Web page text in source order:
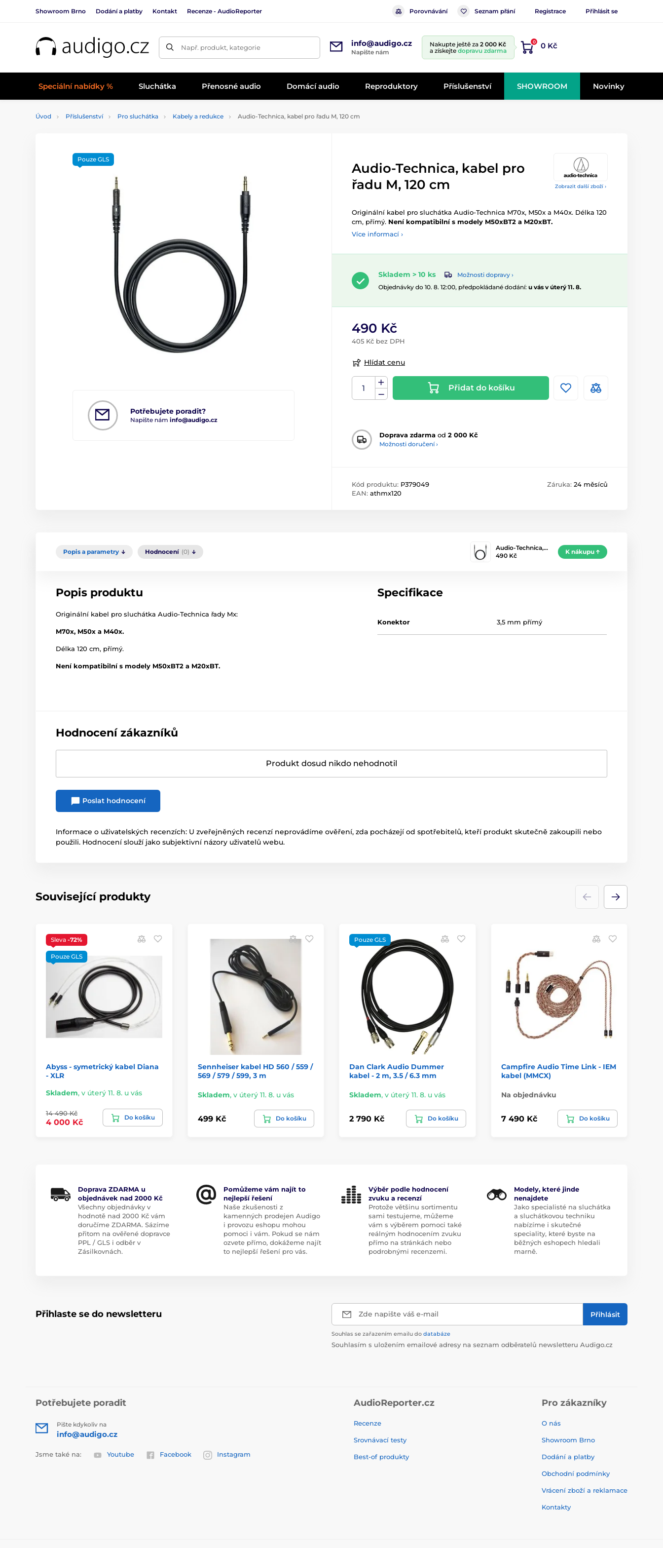
Showroom Brno Dodání a platby Kontakt Recenze - AudioReporter Porovnávání Seznam přání Registrace Přihlásit se
Např. produkt, kategorie info@audigo.cz
Napište nám
Nakupte ještě za 2 000 Kč
a získejte dopravu zdarma
0 0 Kč
Speciální nabídky % Sluchátka Přenosné audio Domácí audio Reproduktory Příslušenství SHOWROOM Novinky
Úvod Příslušenství Pro sluchátka Kabely a redukce Audio-Technica, kabel pro řadu M, 120 cm
Zobrazit další zboží ›
Potřebujete poradit?
Napište nám info@audigo.cz
Pouze GLS
Audio-Technica, kabel pro
řadu M, 120 cm
Originální kabel pro sluchátka Audio-Technica M70x, M50x a M40x. Délka 120
cm, přímý. Není kompatibilní s modely M50xBT2 a M20xBT.
Více informací ›
Skladem > 10 ks
Možnosti dopravy ›
Objednávky do 10. 8. 12:00, předpokládané dodání: u vás v úterý 11. 8.
490 Kč
405 Kč bez DPH
Hlídat cenu
Přidat do košíku
Doprava zdarma od 2 000 Kč
Možnosti doručení ›
Kód produktu: P379049
EAN: athmx120
Záruka: 24 měsíců
Popis a parametry Hodnocení (0)
Audio-Technica,…
490 Kč
K nákupu
Popis produktu
Originální kabel pro sluchátka Audio-Technica řady Mx:
M70x, M50x a M40x.
Délka 120 cm, přímý.
Není kompatibilní s modely M50xBT2 a M20xBT.
Specifikace
Konektor 3,5 mm přímý
Hodnocení zákazníků
Produkt dosud nikdo nehodnotil
Poslat hodnocení
Informace o uživatelských recenzích: U zveřejněných recenzí neprovádíme ověření, zda pocházejí od spotřebitelů, kteří produkt skutečně zakoupili nebo
použili. Hodnocení slouží jako subjektivní názory uživatelů webu.
Související produkty
Sleva -72%
Pouze GLS
Abyss - symetrický kabel Diana
- XLR
Skladem, v úterý 11. 8. u vás
14 490 Kč
4 000 Kč
Do košíku
Sennheiser kabel HD 560 / 559 /
569 / 579 / 599, 3 m
Skladem, v úterý 11. 8. u vás
499 Kč Do košíku
Pouze GLS
Dan Clark Audio Dummer
kabel - 2 m, 3.5 / 6.3 mm
Skladem, v úterý 11. 8. u vás
2 790 Kč Do košíku
Campfire Audio Time Link - IEM
kabel (MMCX)
Na objednávku
7 490 Kč Do košíku
Doprava ZDARMA u
objednávek nad 2000 Kč
Všechny objednávky v
hodnotě nad 2000 Kč vám
doručíme ZDARMA. Sázíme
přitom na ověřené dopravce
PPL / GLS i odběr v
Zásilkovnách.
Pomůžeme vám najít to
nejlepší řešení
Naše zkušenosti z
kamenných prodejen Audigo
i provozu eshopu mohou
pomoci i vám. Pokud se nám
ozvete přímo, dokážeme najít
to nejlepší řešení pro vás.
Výběr podle hodnocení
zvuku a recenzí
Protože většinu sortimentu
sami testujeme, můžeme
vám s výběrem pomoci také
reálným hodnocením zvuku
přímo na stránkách nebo
podrobnými recenzemi.
Modely, které jinde
nenajdete
Jako specialisté na sluchátka
a sluchátkovou techniku
nabízíme i skutečné
speciality, které byste na
běžných eshopech hledali
marně.
Přihlaste se do newsletteru Zde napište váš e-mail Přihlásit
Souhlas se zařazením emailu do databáze
Souhlasím s uložením emailové adresy na seznam odběratelů newsletteru Audigo.cz
Potřebujete poradit
Pište kdykoliv na
info@audigo.cz
Jsme také na: Youtube Facebook Instagram
AudioReporter.cz
Recenze
Srovnávací testy
Best-of produkty
Pro zákazníky
O nás
Showroom Brno
Dodání a platby
Obchodní podmínky
Vrácení zboží a reklamace
Kontakty